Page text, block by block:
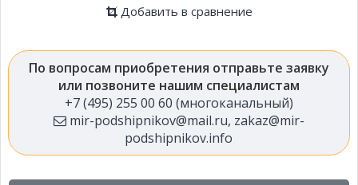
Добавить в сравнение
По вопросам приобретения отправьте заявку
или позвоните нашим специалистам
+7 (495) 255 00 60 (многоканальный)
mir-podshipnikov@mail.ru, zakaz@mir-
podshipnikov.info